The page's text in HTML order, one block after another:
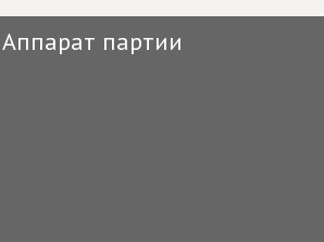
партии